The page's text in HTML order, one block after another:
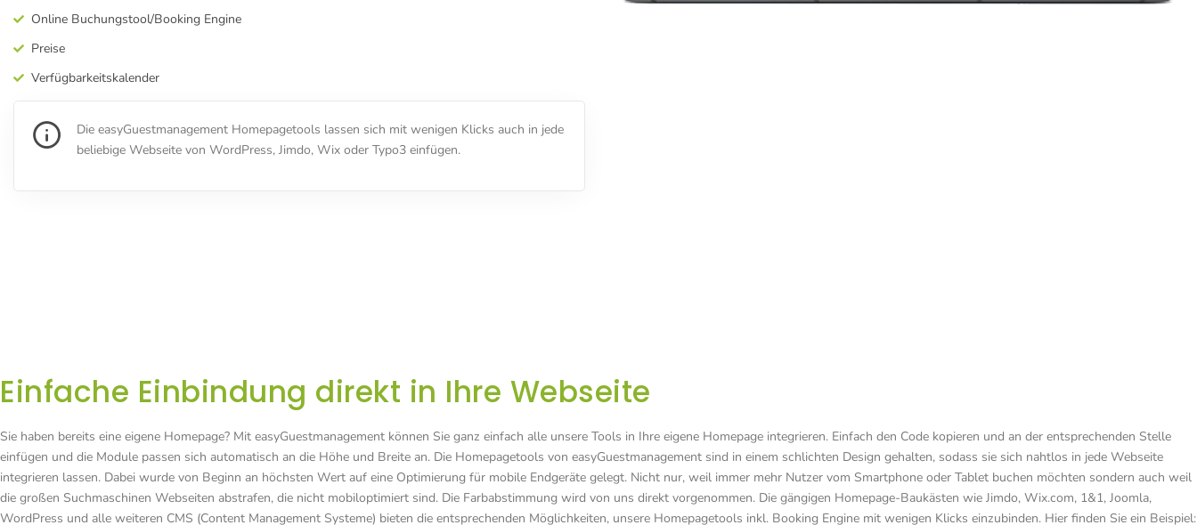
Online Buchungstool/Booking Engine
Preise
Verfügbarkeitskalender
Die easyGuestmanagement Homepagetools lassen sich mit wenigen Klicks auch in jede
beliebige Webseite von WordPress, Jimdo, Wix oder Typo3 einfügen.
Einfache Einbindung direkt in Ihre Webseite
Sie haben bereits eine eigene Homepage? Mit easyGuestmanagement können Sie ganz einfach alle unsere Tools in Ihre eigene Homepage integrieren. Einfach den Code kopieren und an der entsprechenden Stelle
einfügen und die Module passen sich automatisch an die Höhe und Breite an. Die Homepagetools von easyGuestmanagement sind in einem schlichten Design gehalten, sodass sie sich nahtlos in jede Webseite
integrieren lassen. Dabei wurde von Beginn an höchsten Wert auf eine Optimierung für mobile Endgeräte gelegt. Nicht nur, weil immer mehr Nutzer vom Smartphone oder Tablet buchen möchten sondern auch weil
die großen Suchmaschinen Webseiten abstrafen, die nicht mobiloptimiert sind. Die Farbabstimmung wird von uns direkt vorgenommen. Die gängigen Homepage-Baukästen wie Jimdo, Wix.com, 1&1, Joomla,
WordPress und alle weiteren CMS (Content Management Systeme) bieten die entsprechenden Möglichkeiten, unsere Homepagetools inkl. Booking Engine mit wenigen Klicks einzubinden. Hier finden Sie ein Beispiel: